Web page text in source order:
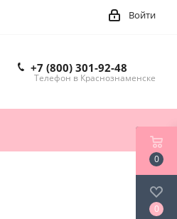
Войти
+7 (800) 301-92-48
Телефон в Краснознаменске
0
0